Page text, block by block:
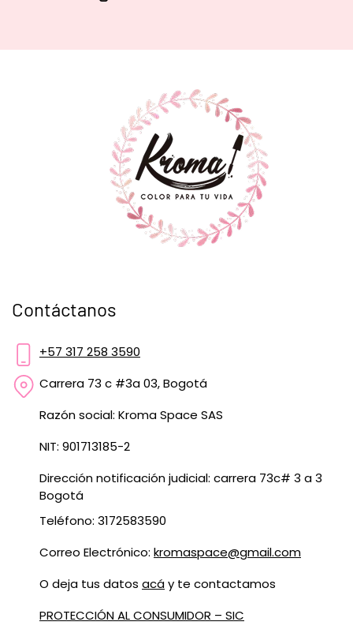
Contáctanos
+57 317 258 3590
Carrera 73 c #3a 03, Bogotá
Razón social: Kroma Space SAS
NIT: 901713185-2
Dirección notificación judicial: carrera 73c# 3 a 3
Bogotá
Teléfono: 3172583590
Correo Electrónico: kromaspace@gmail.com
O deja tus datos acáy te contactamos
PROTECCIÓN AL CONSUMIDOR – SIC